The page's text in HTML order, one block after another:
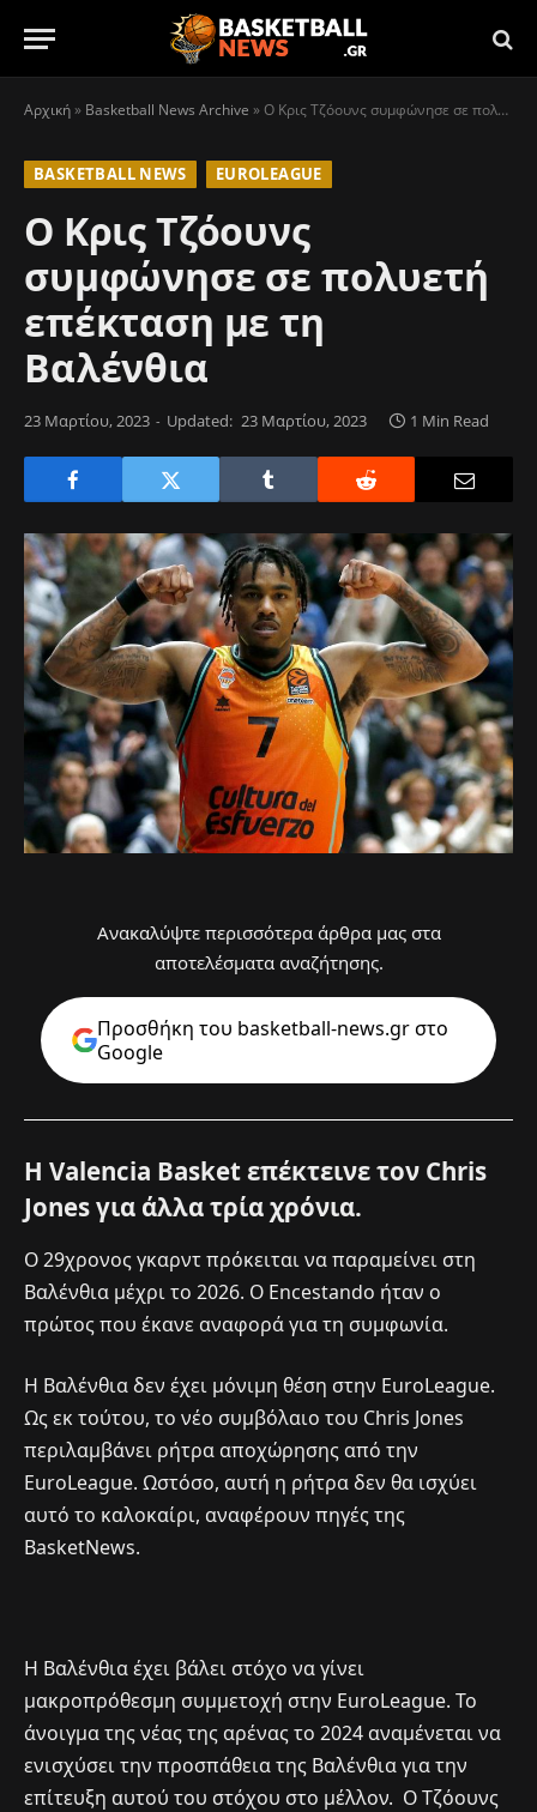
Αρχική» Basketball News Archive »Ο Κρις Τζόουνς συμφώνησε σε πολυετή επέκταση με τη Βαλένθια
BASKETBALL NEWS EUROLEAGUE
Ο Κρις Τζόουνς
συμφώνησε σε πολυετή
επέκταση με τη
Βαλένθια
23 Μαρτίου, 2023 Updated: 23 Μαρτίου, 2023 1 Min Read
Ανακαλύψτε περισσότερα άρθρα μας στα
αποτελέσματα αναζήτησης.
Προσθήκη του basketball-news.gr στo
Google
Η Valencia Basket επέκτεινε τον Chris
Jones για άλλα τρία χρόνια.
Ο 29χρονος γκαρντ πρόκειται να παραμείνει στη
Βαλένθια μέχρι το 2026. Ο Encestando ήταν ο
πρώτος που έκανε αναφορά για τη συμφωνία.
Η Βαλένθια δεν έχει μόνιμη θέση στην EuroLeague.
Ως εκ τούτου, το νέο συμβόλαιο του Chris Jones
περιλαμβάνει ρήτρα αποχώρησης από την
EuroLeague. Ωστόσο, αυτή η ρήτρα δεν θα ισχύει
αυτό το καλοκαίρι, αναφέρουν πηγές της
BasketNews.
Η Βαλένθια έχει βάλει στόχο να γίνει
μακροπρόθεσμη συμμετοχή στην EuroLeague. Το
άνοιγμα της νέας της αρένας το 2024 αναμένεται να
ενισχύσει την προσπάθεια της Βαλένθια για την
επίτευξη αυτού του στόχου στο μέλλον. Ο Τζόουνς